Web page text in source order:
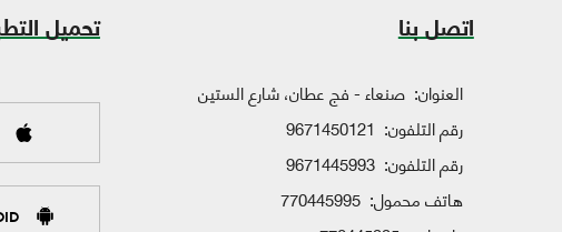
اتصل بنا
العنوان: صنعاء - فج عطان، شارع الستين
رقم التلفون: 9671450121
رقم التلفون: 9671445993
هاتف محمول: 770445995
تحميل